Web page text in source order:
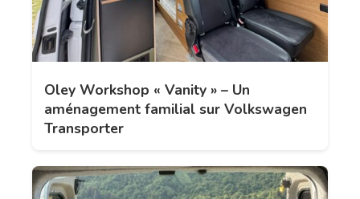
Oley Workshop « Vanity » – Un
aménagement familial sur Volkswagen
Transporter